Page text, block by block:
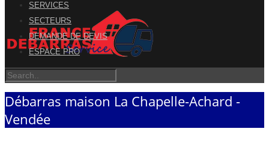
SERVICES
SECTEURS
DEMANDE DE DEVIS
ESPACE PRO
Débarras maison La Chapelle-Achard -
Vendée